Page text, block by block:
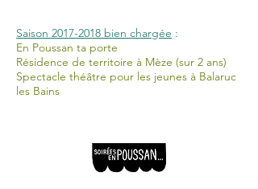
Saison 2017-2018 bien chargée :
En Poussan ta porte
Résidence de territoire à Mèze (sur 2 ans)
Spectacle théâtre pour les jeunes à Balaruc
les Bains